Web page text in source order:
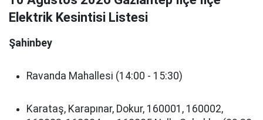
Elektrik Kesintisi Listesi
Şahinbey
Ravanda Mahallesi (14:00 - 15:30)
Karataş, Karapınar, Dokur, 160001, 160002,